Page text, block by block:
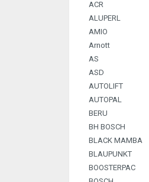
ACR
ALUPERL
AMIO
Arnott
AS
ASD
AUTOLIFT
AUTOPAL
BERU
BH BOSCH
BLACK MAMBA
BLAUPUNKT
BOOSTERPAC